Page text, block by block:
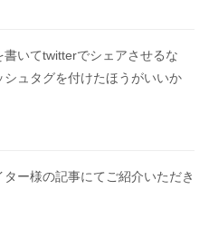
書いてtwitterでシェアさせるな
シュタグを付けたほうがいいか
ー様の記事にてご紹介いただき